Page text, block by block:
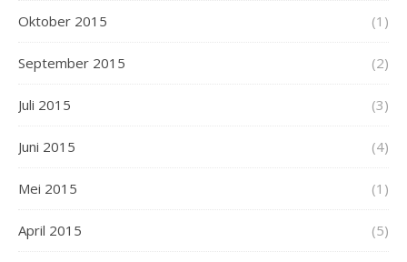
Oktober 2015 (1)
September 2015 (2)
Juli 2015 (3)
Juni 2015 (4)
Mei 2015 (1)
April 2015 (5)